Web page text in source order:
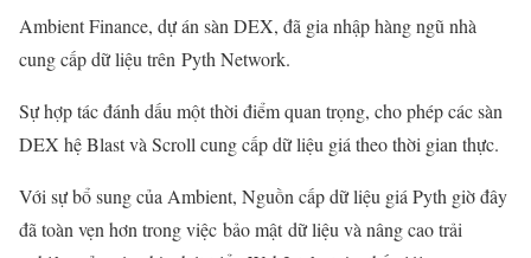
Ambient Finance, dự án sàn DEX, đã gia nhập hàng ngũ nhà
cung cấp dữ liệu trên Pyth Network.
Sự hợp tác đánh dấu một thời điểm quan trọng, cho phép các sàn
DEX hệ Blast và Scroll cung cấp dữ liệu giá theo thời gian thực.
Với sự bổ sung của Ambient, Nguồn cấp dữ liệu giá Pyth giờ đây
đã toàn vẹn hơn trong việc bảo mật dữ liệu và nâng cao trải